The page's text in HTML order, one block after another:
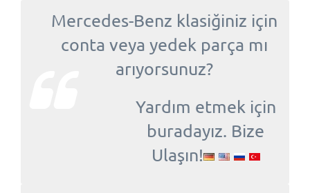
Mercedes-Benz klasiğiniz için
conta veya yedek parça mı
arıyorsunuz?
Yardım etmek için
buradayız. Bize
Ulaşın!